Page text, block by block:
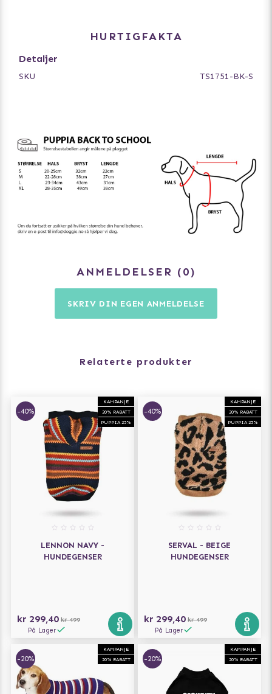
små hunder under 5 kg er det nok med ca. 3-5 cm. Tenk
HURTIGFAKTA
Detaljer
SKU TS1751-BK-S
ANMELDELSER 0
SKRIV DIN EGEN ANMELDELSE
Relaterte produkter
KAMPANJE
20% RABATT
PUPPIA 25%
-40%
LENNON NAVY -
HUNDEGENSER
kr 299,40 kr 499
På Lager
KAMPANJE
20% RABATT
PUPPIA 25%
-40%
SERVAL - BEIGE
HUNDEGENSER
kr 299,40 kr 499
På Lager
KAMPANJE
20% RABATT
-20%
KAMPANJE
20% RABATT
-20%